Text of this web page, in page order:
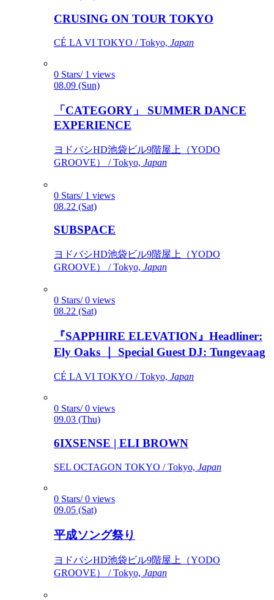
CRUSING ON TOUR TOKYO
CÉ LA VI TOKYO / Tokyo, Japan
0 Stars/ 1 views
08.09 (Sun)
「CATEGORY」 SUMMER DANCE
EXPERIENCE
ヨドバシHD池袋ビル9階屋上（YODO
GROOVE） / Tokyo, Japan
0 Stars/ 1 views
08.22 (Sat)
SUBSPACE
ヨドバシHD池袋ビル9階屋上（YODO
GROOVE） / Tokyo, Japan
0 Stars/ 0 views
08.22 (Sat)
『SAPPHIRE ELEVATION』Headliner:
Ely Oaks ｜ Special Guest DJ: Tungevaag
CÉ LA VI TOKYO / Tokyo, Japan
0 Stars/ 0 views
09.03 (Thu)
6IXSENSE | ELI BROWN
SEL OCTAGON TOKYO / Tokyo, Japan
0 Stars/ 0 views
09.05 (Sat)
平成ソング祭り
ヨドバシHD池袋ビル9階屋上（YODO
GROOVE） / Tokyo, Japan